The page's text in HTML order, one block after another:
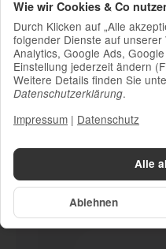
Um die
weil die
kabelloses
Ladestecker
Alle
Ablehnen
Wie wir Cookies & Co
Durch Klicken auf „Alle
folgender Dienste auf
Analytics, Google Ads,
Einstellung jederzeit ändern
Weitere Details finden Sie
Datenschutzerklärung.
Impressum | Datenschutz